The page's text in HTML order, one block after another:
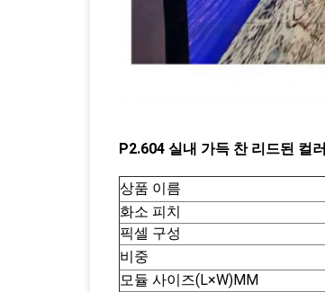
P2.604 실내 가득 찬 리드된 컬
상품 이름
화소 피치
픽셀 구성
비중
모듈 사이즈(L×W)MM